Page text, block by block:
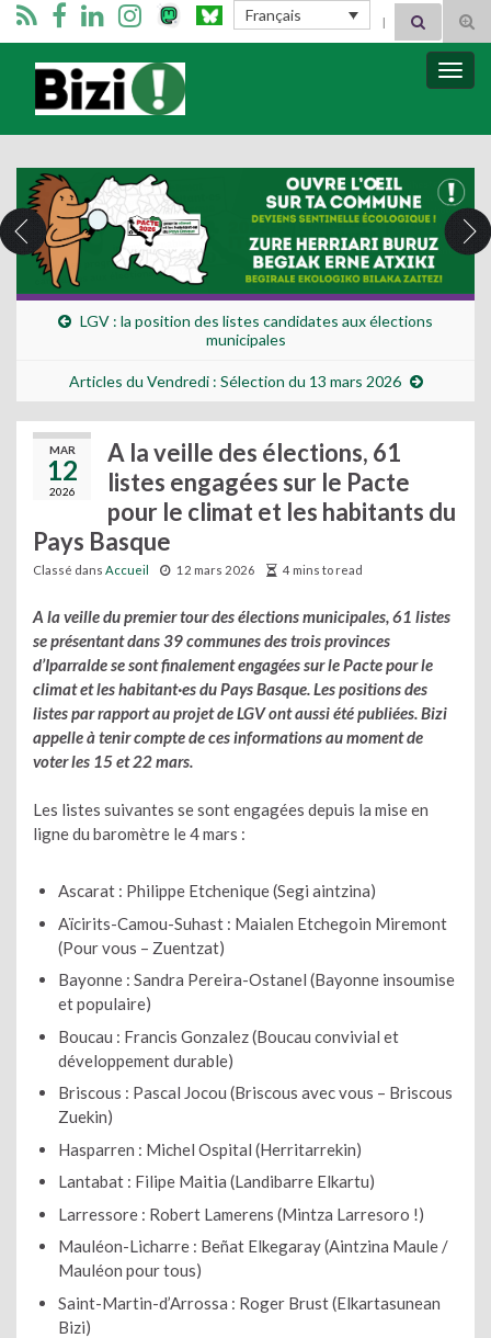
Français Search for:
Bizimugi
LGV : la position des listes candidates aux élections
municipales
Articles du Vendredi : Sélection du 13 mars 2026
MAR
12
2026
A la veille des élections, 61
listes engagées sur le Pacte
pour le climat et les habitants du
Pays Basque
Classé dans Accueil 12 mars 2026 4 mins to read
A la veille du premier tour des élections municipales, 61 listes
se présentant dans39communes des trois provinces
d’Iparralde se sont finalement engagées sur le Pacte pour le
climat et les habitant·es du Pays Basque. Les positions des
listes par rapport au projet de LGV ont aussi été publiées. Bizi
appelle à tenir compte de ces informations au moment de
voter les 15 et 22 mars.
Les listes suivantes se sont engagées depuis la mise en
ligne du baromètre le 4 mars :
Ascarat : Philippe Etchenique (Segi aintzina)
Aïcirits-Camou-Suhast : Maialen Etchegoin Miremont
(Pour vous – Zuentzat)
Bayonne : Sandra Pereira-Ostanel (Bayonne insoumise
et populaire)
Boucau : Francis Gonzalez (Boucau convivial et
développement durable)
Briscous : Pascal Jocou (Briscous avec vous – Briscous
Zuekin)
Hasparren : Michel Ospital (Herritarrekin)
Lantabat : Filipe Maitia (Landibarre Elkartu)
Larressore : Robert Lamerens (Mintza Larresoro !)
Mauléon-Licharre : Beñat Elkegaray (Aintzina Maule /
Mauléon pour tous)
Saint-Martin-d’Arrossa : Roger Brust (Elkartasunean
Bizi)